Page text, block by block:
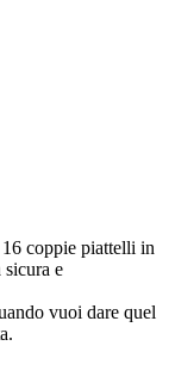
coppie piattelli in
e
vuoi dare quel